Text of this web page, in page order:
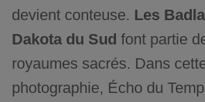
devient conteuse. Les
Dakota du Sud font partie
royaumes sacrés. Dans
photographie, Écho du